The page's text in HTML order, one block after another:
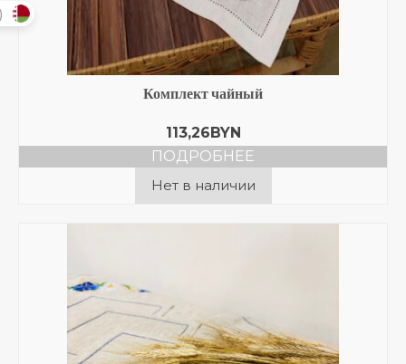
Комплект чайный
113,26 BYN
ПОДРОБНЕЕ
Нет в наличии